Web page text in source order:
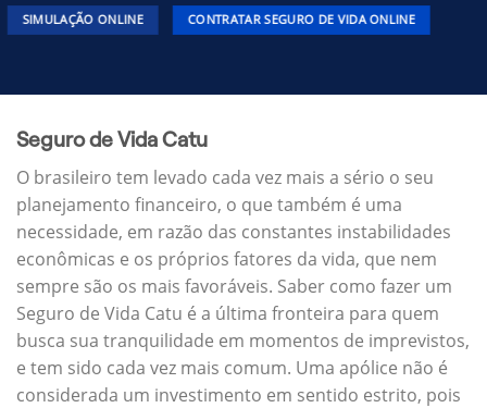
SIMULAÇÃO ONLINE CONTRATAR SEGURO DE VIDA ONLINE
Seguro de Vida Catu
O brasileiro tem levado cada vez mais a sério o seu
planejamento financeiro, o que também é uma
necessidade, em razão das constantes instabilidades
econômicas e os próprios fatores da vida, que nem
sempre são os mais favoráveis. Saber como fazer um
Seguro de Vida Catu é a última fronteira para quem
busca sua tranquilidade em momentos de imprevistos,
e tem sido cada vez mais comum. Uma apólice não é
considerada um investimento em sentido estrito, pois